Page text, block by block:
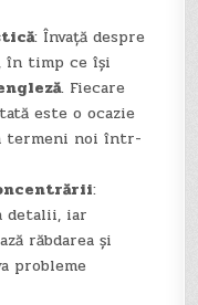
: Învață despre
în timp ce își
. Fiecare
este o ocazie
termeni noi într-
:
detalii, iar
răbdarea și
probleme